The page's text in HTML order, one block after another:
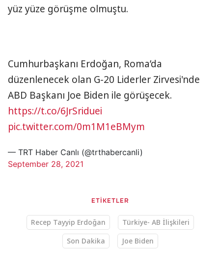
yüz yüze görüşme olmuştu.
Cumhurbaşkanı Erdoğan, Roma’da
düzenlenecek olan G-20 Liderler Zirvesi'nde
ABD Başkanı Joe Biden ile görüşecek.
https://t.co/6JrSriduei
pic.twitter.com/0m1M1eBMym
— TRT Haber Canlı (@trthabercanli)
September 28, 2021
ETİKETLER
Recep Tayyip Erdoğan
Türkiye- AB İlişkileri
Son Dakika
Joe Biden